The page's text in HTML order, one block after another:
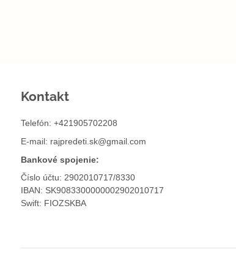
Kontakt
Telefón: +421905702208
E-mail: rajpredeti.sk@gmail.com
Bankové spojenie:
Číslo účtu: 2902010717/8330
IBAN: SK9083300000002902010717
Swift: FIOZSKBA